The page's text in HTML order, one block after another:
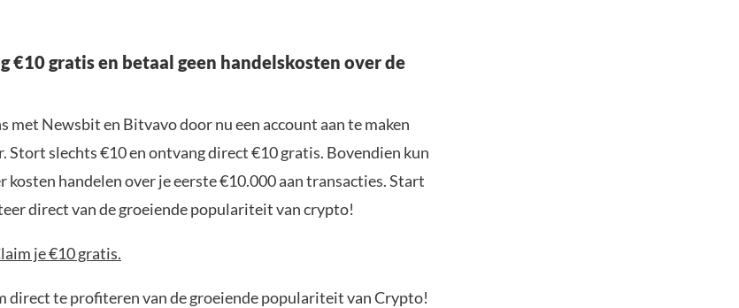
€10 gratis en betaal geen handelskosten over de
met Newsbit en Bitvavo door nu een account aan te maken
Stort slechts €10 en ontvang direct €10 gratis. Bovendien kun
kosten handelen over je eerste €10.000 aan transacties. Start
direct van de groeiende populariteit van crypto!
je €10 gratis.
direct te profiteren van de groeiende populariteit van Crypto!